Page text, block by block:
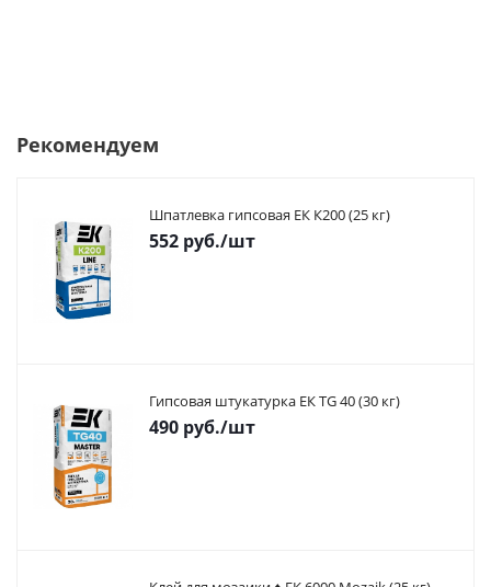
Рекомендуем
Шпатлевка гипсовая ЕК К200 (25 кг)
552 руб./шт
Гипсовая штукатурка ЕК TG 40 (30 кг)
490 руб./шт